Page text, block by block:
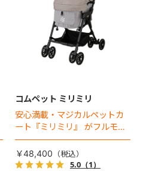
コムペット ミリミリ
安心満載・マジカルペットカ
ート『ミリミリ』 がフルモデ
ルチェンジ。 新機能「マジカ
ルフォールディング」搭載
￥48,400
5.0（1）